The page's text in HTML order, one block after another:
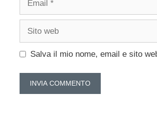
Salva il mio nome, email e sito